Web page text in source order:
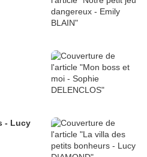
- Lucy